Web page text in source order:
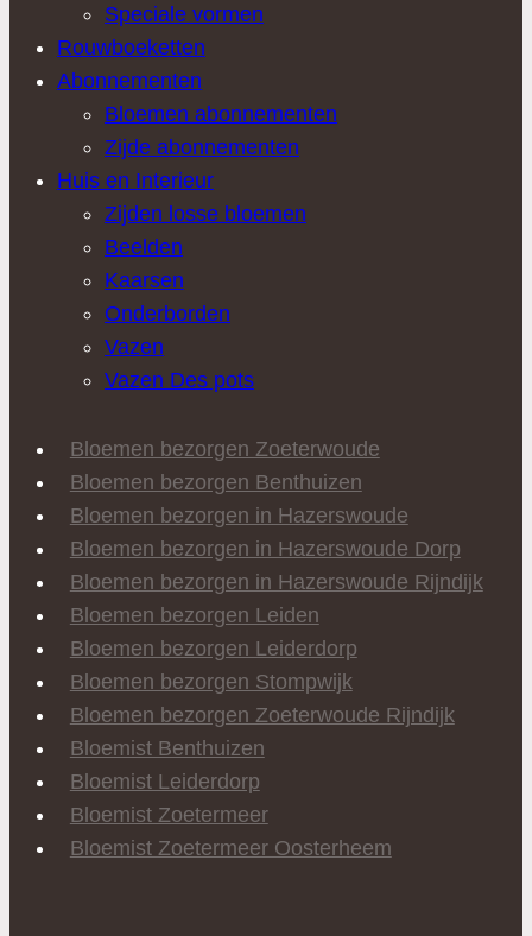
Speciale vormen
Rouwboeketten
Abonnementen
Bloemen abonnementen
Zijde abonnementen
Huis en Interieur
Zijden losse bloemen
Beelden
Kaarsen
Onderborden
Vazen
Vazen Des pots
Bloemen bezorgen Zoeterwoude
Bloemen bezorgen Benthuizen
Bloemen bezorgen in Hazerswoude
Bloemen bezorgen in Hazerswoude Dorp
Bloemen bezorgen in Hazerswoude Rijndijk
Bloemen bezorgen Leiden
Bloemen bezorgen Leiderdorp
Bloemen bezorgen Stompwijk
Bloemen bezorgen Zoeterwoude Rijndijk
Bloemist Benthuizen
Bloemist Leiderdorp
Bloemist Zoetermeer
Bloemist Zoetermeer Oosterheem